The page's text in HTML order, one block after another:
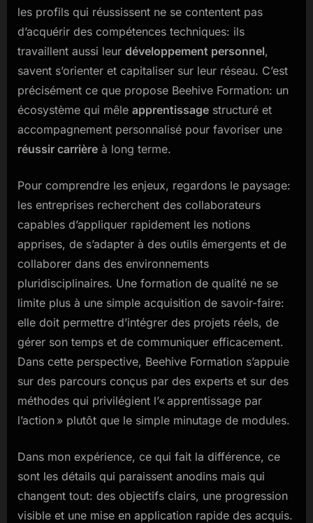
les profils qui réussissent ne se contentent pas
d’acquérir des compétences techniques: ils
travaillent aussi leur développement personnel,
savent s’orienter et capitaliser sur leur réseau. C’est
précisément ce que propose Beehive Formation: un
écosystème qui mêle apprentissage structuré et
accompagnement personnalisé pour favoriser une
réussir carrière à long terme.
Pour comprendre les enjeux, regardons le paysage:
les entreprises recherchent des collaborateurs
capables d’appliquer rapidement les notions
apprises, de s’adapter à des outils émergents et de
collaborer dans des environnements
pluridisciplinaires. Une formation de qualité ne se
limite plus à une simple acquisition de savoir-faire:
elle doit permettre d’intégrer des projets réels, de
gérer son temps et de communiquer efficacement.
Dans cette perspective, Beehive Formation s’appuie
sur des parcours conçus par des experts et sur des
méthodes qui privilégient l’« apprentissage par
l’action » plutôt que le simple minutage de modules.
Dans mon expérience, ce qui fait la différence, ce
sont les détails qui paraissent anodins mais qui
changent tout: des objectifs clairs, une progression
visible et une mise en application rapide des acquis.